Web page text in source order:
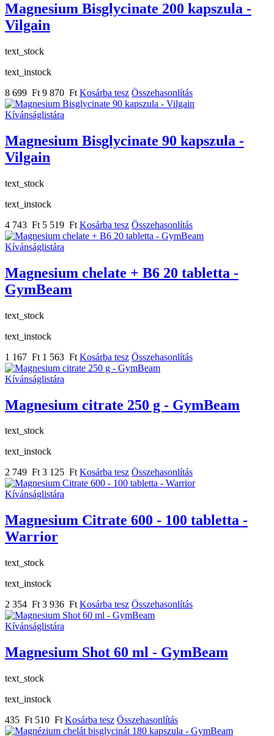
Magnesium Bisglycinate 200 kapszula -
Vilgain
text_stock
text_instock
8 699 Ft 9 870 Ft Kosárba tesz Összehasonlítás
Kívánságlistára
Magnesium Bisglycinate 90 kapszula -
Vilgain
text_stock
text_instock
4 743 Ft 5 519 Ft Kosárba tesz Összehasonlítás
Kívánságlistára
Magnesium chelate + B6 20 tabletta -
GymBeam
text_stock
text_instock
1 167 Ft 1 563 Ft Kosárba tesz Összehasonlítás
Kívánságlistára
Magnesium citrate 250 g - GymBeam
text_stock
text_instock
2 749 Ft 3 125 Ft Kosárba tesz Összehasonlítás
Kívánságlistára
Magnesium Citrate 600 - 100 tabletta -
Warrior
text_stock
text_instock
2 354 Ft 3 936 Ft Kosárba tesz Összehasonlítás
Kívánságlistára
Magnesium Shot 60 ml - GymBeam
text_stock
text_instock
435 Ft 510 Ft Kosárba tesz Összehasonlítás